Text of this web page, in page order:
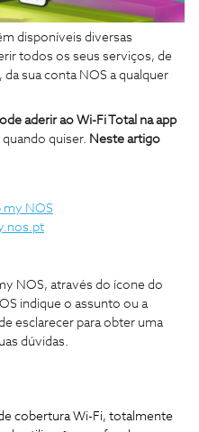
disponíveis diversas
todos os seus serviços, de
sua conta NOS a qualquer
aderir ao Wi-Fi Total na app
quiser. Neste artigo
my NOS
NOS, através do ícone do
indique o assunto ou a
esclarecer para obter uma
dúvidas.
cobertura Wi-Fi, totalmente